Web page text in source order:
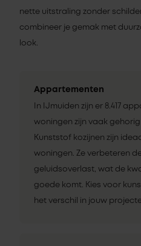
nette uitstraling zonder
combineer je gemak met
look.
Appartementen
In IJmuiden zijn er 8.417
woningen zijn vaak gehorig
Kunststof kozijnen zijn
woningen. Ze verbeteren
geluidsoverlast, wat de
goede komt. Kies voor
het verschil in jouw